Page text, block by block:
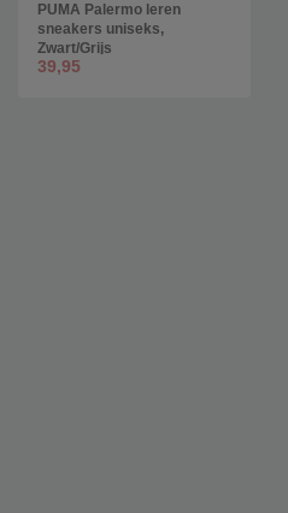
PUMA Palermo leren
sneakers uniseks,
Zwart/Grijs
39,95